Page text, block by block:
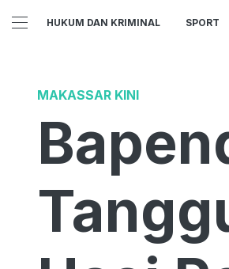
HUKUM DAN KRIMINAL SPORT
MAKASSAR KINI